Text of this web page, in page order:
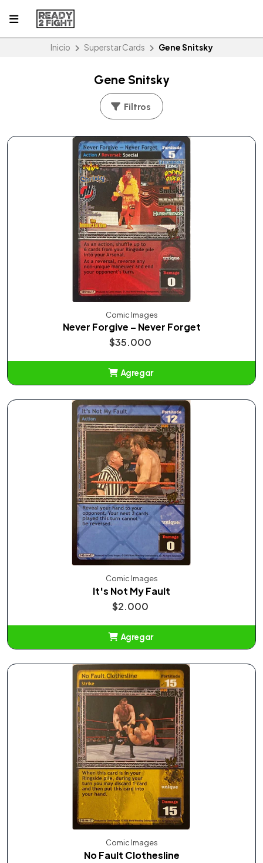
Inicio Superstar Cards Gene Snitsky
Gene Snitsky
Filtros
Comic Images
Never Forgive – Never Forget
$35.000
Agregar
Comic Images
It's Not My Fault
$2.000
Agregar
Comic Images
No Fault Clothesline